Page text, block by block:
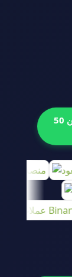
ضع إعلانك هنا وعلى كل مواقعنا أكثر من 50